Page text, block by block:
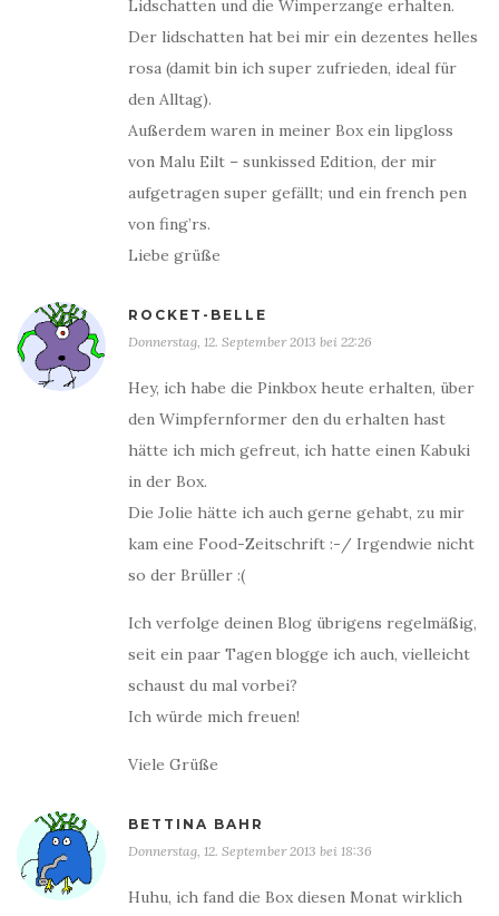
Lidschatten und die Wimperzange erhalten.
Der lidschatten hat bei mir ein dezentes helles
rosa (damit bin ich super zufrieden, ideal für
den Alltag).
Außerdem waren in meiner Box ein lipgloss
von Malu Eilt – sunkissed Edition, der mir
aufgetragen super gefällt; und ein french pen
von fing’rs.
Liebe grüße
ROCKET-BELLE
Donnerstag, 12. September 2013 bei 22:26
Hey, ich habe die Pinkbox heute erhalten, über
den Wimpfernformer den du erhalten hast
hätte ich mich gefreut, ich hatte einen Kabuki
in der Box.
Die Jolie hätte ich auch gerne gehabt, zu mir
kam eine Food-Zeitschrift :-/ Irgendwie nicht
so der Brüller :(
Ich verfolge deinen Blog übrigens regelmäßig,
seit ein paar Tagen blogge ich auch, vielleicht
schaust du mal vorbei?
Ich würde mich freuen!
Viele Grüße
BETTINA BAHR
Donnerstag, 12. September 2013 bei 18:36
Huhu, ich fand die Box diesen Monat wirklich